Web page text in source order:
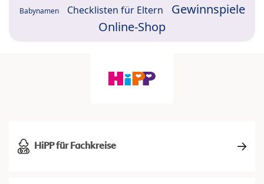
Babynamen Checklisten für Eltern
Gewinnspiele
Online-Shop
HiPP für Fachkreise